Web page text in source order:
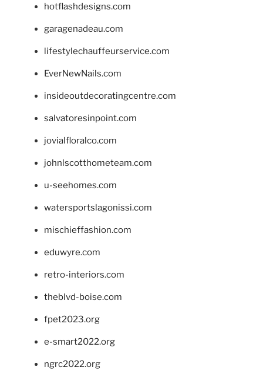
hotflashdesigns.com
garagenadeau.com
lifestylechauffeurservice.com
EverNewNails.com
insideoutdecoratingcentre.com
salvatoresinpoint.com
jovialfloralco.com
johnlscotthometeam.com
u-seehomes.com
watersportslagonissi.com
mischieffashion.com
eduwyre.com
retro-interiors.com
theblvd-boise.com
fpet2023.org
e-smart2022.org
ngrc2022.org